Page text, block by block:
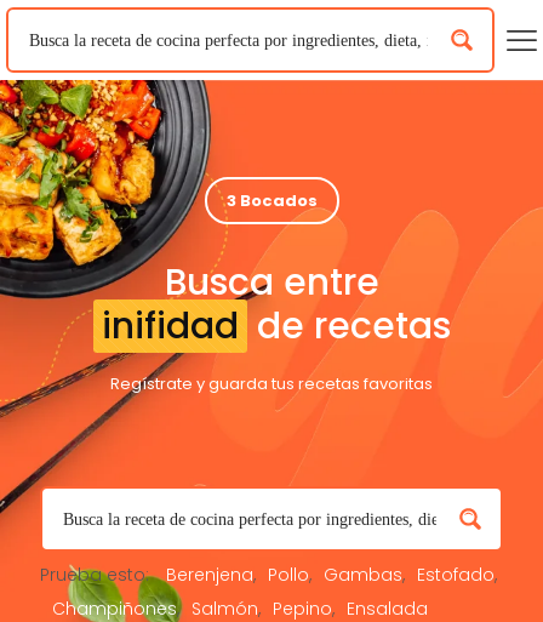
3 Bocados
Busca entre
inifidad de recetas
Regístrate y guarda tus recetas favoritas
Prueba esto: Berenjena Pollo Gambas
Estofado
Champiñones
Salmón Pepino Ensalada